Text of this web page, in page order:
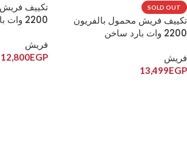
SOLD OUT
تكييف فريش محمول بالفريون
2200 وات بارد ساخن
فريش
13,499EGP
تكييف
2200 وات بارد فقط
فريش
12,800EGP